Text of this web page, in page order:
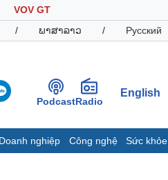
VOV GT
/ ພາສາລາວ / Русский
PodcastRadio
English
Doanh nghiệp Công nghệ Sức khỏe